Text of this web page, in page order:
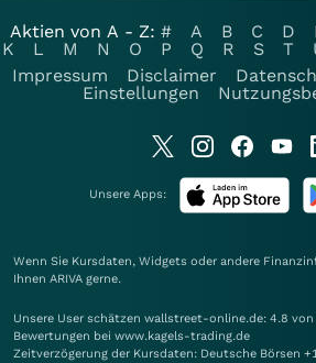
Aktien von A - Z: # A B C D
K
L M N O P Q R S T
Impressum
Disclaimer
Einstellungen
Unsere Apps:
Wenn Sie Kursdaten, Widgets oder andere
Ihnen ARIVA gerne.
Unsere User schätzen wallstreet-online.de: 4.8
Bewertungen bei www.kagels-trading.de
Zeitverzögerung der Kursdaten: Deutsche Börsen